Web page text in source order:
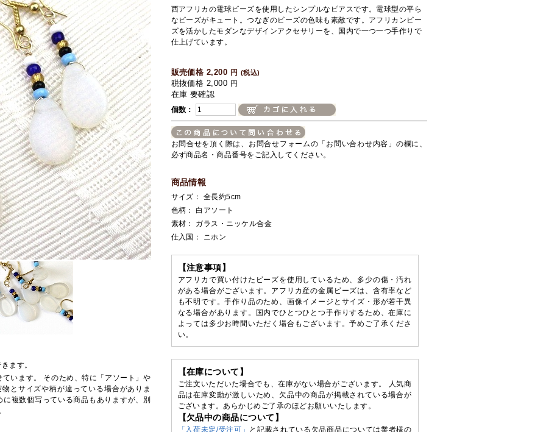
ます。
います。 そのため、特に「アソート」や
とサイズや柄が違っている場合がありま
複数個写っている商品もありますが、別
西アフリカの電球ビーズを使用したシンプルなピアスです。電球型の平ら
なビーズがキュート。つなぎのビーズの色味も素敵です。アフリカンビー
ズを活かしたモダンなデザインアクセサリーを、国内で一つ一つ手作りで
仕上げています。
販売価格 2,200 円 (税込)
税抜価格 2,000 円
在庫 要確認
個数：
お問合せを頂く際は、お問合せフォームの「お問い合わせ内容」の欄に、
必ず商品名・商品番号をご記入してください。
商品情報
サイズ： 全長約5cm
色柄： 白アソート
素材： ガラス・ニッケル合金
仕入国： ニホン
【注意事項】
アフリカで買い付けたビーズを使用しているため、多少の傷・汚れ
がある場合がございます。アフリカ産の金属ビーズは、含有率など
も不明です。手作り品のため、画像イメージとサイズ・形が若干異
なる場合があります。国内でひとつひとつ手作りするため、在庫に
よっては多少お時間いただく場合もございます。予めご了承くださ
い。
【在庫について】
ご注文いただいた場合でも、在庫がない場合がございます。 人気商
品は在庫変動が激しいため、欠品中の商品が掲載されている場合が
ございます。あらかじめご了承のほどお願いいたします。
【欠品中の商品について】
「入荷未定/受注可」
と記載されている欠品商品については業者様の